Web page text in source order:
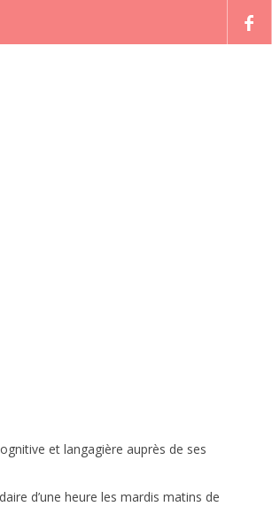
et langagière auprès de ses
d’une heure les mardis matins de